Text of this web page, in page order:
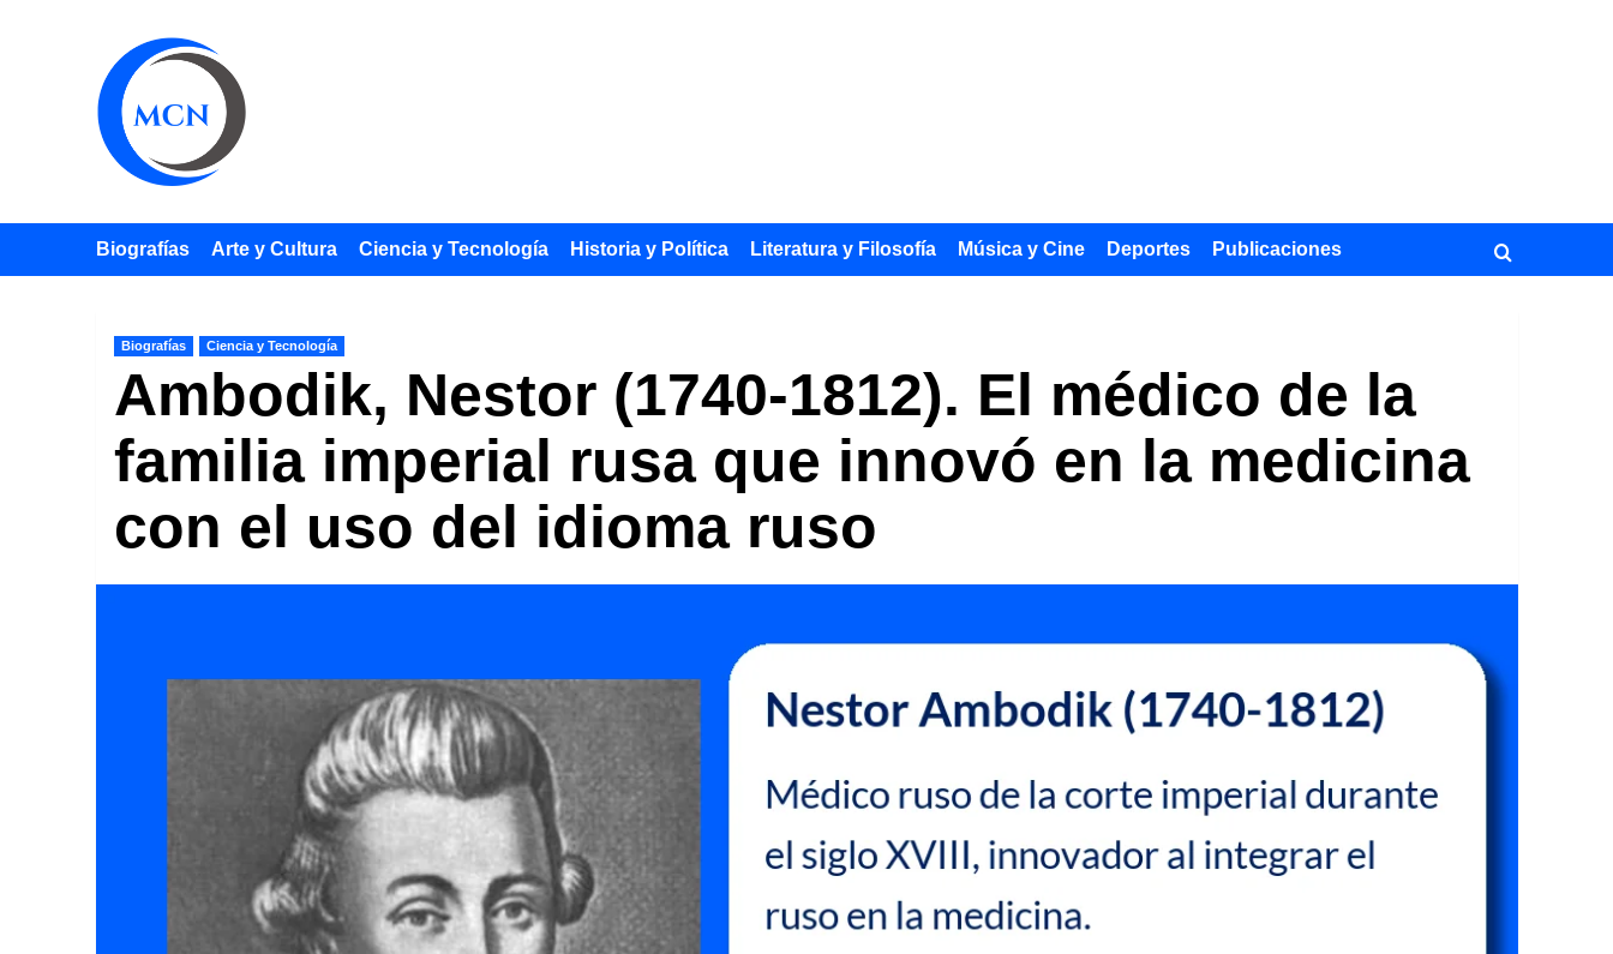
Biografías Arte y Cultura Ciencia y Tecnología Historia y Política Literatura y Filosofía Música y Cine Deportes Publicaciones
Biografías Ciencia y Tecnología
Ambodik, Nestor (1740-1812). El médico de la
familia imperial rusa que innovó en la medicina
con el uso del idioma ruso